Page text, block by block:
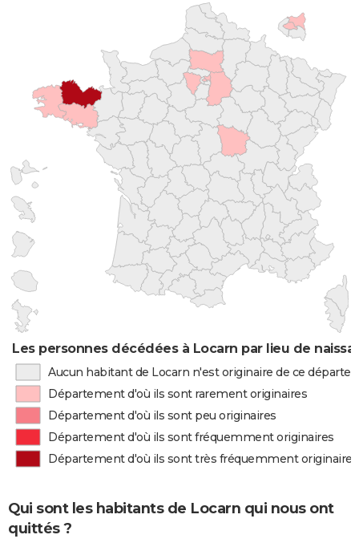
Les personnes décédées à Locarn par lieu de
Aucun habitant de Locarn n'est originaire de ce
Département d'où ils sont rarement originaires
Département d'où ils sont peu originaires
Département d'où ils sont fréquemment originaires
Département d'où ils sont très fréquemment originaires
Qui sont les habitants de Locarn qui nous ont
quittés ?